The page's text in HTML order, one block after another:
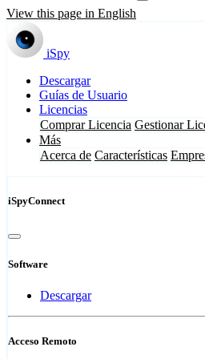
View this page in English
iSpy
Descargar
Guías de Usuario
Licencias
Comprar Licencia Gestionar
Más
Acerca de Características
iSpyConnect
Software
Descargar
Acceso Remoto